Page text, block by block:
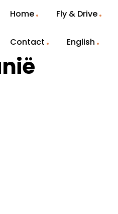
Home Fly & Drive
Contact English